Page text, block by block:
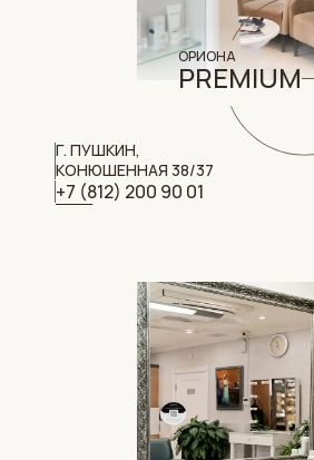
Г. ПУШКИН,
КОНЮШЕННАЯ 38/37
+7 (812) 200 90 01
ОРИОНА
PREMIUM